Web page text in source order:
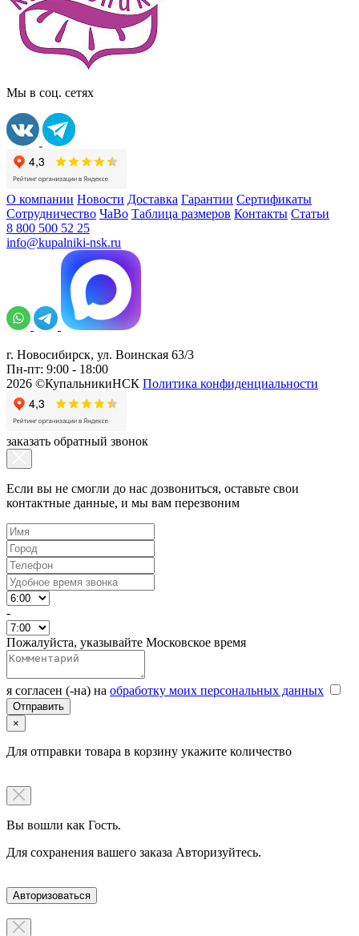
Мы в соц. сетях
О компании Новости Доставка Гарантии Сертификаты
Сотрудничество ЧаВо Таблица размеров Контакты Статьи
8 800 500 52 25
info@kupalniki-nsk.ru
г. Новосибирск, ул. Воинская 63/3
Пн-пт: 9:00 - 18:00
2026 ©КупальникиНСК Политика конфиденциальности
заказать обратный звонок
Если вы не смогли до нас дозвониться, оставьте свои
контактные данные, и мы вам перезвоним
-
Пожалуйста, указывайте Московское время
я согласен (-на) на обработку моих персональных данных
×
Для отправки товара в корзину укажите количество
Вы вошли как Гость.
Для сохранения вашего заказа Авторизуйтесь.
Авторизоваться